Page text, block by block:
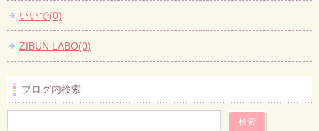
いいで(0)
ZIBUN LABO(0)
ブログ内検索